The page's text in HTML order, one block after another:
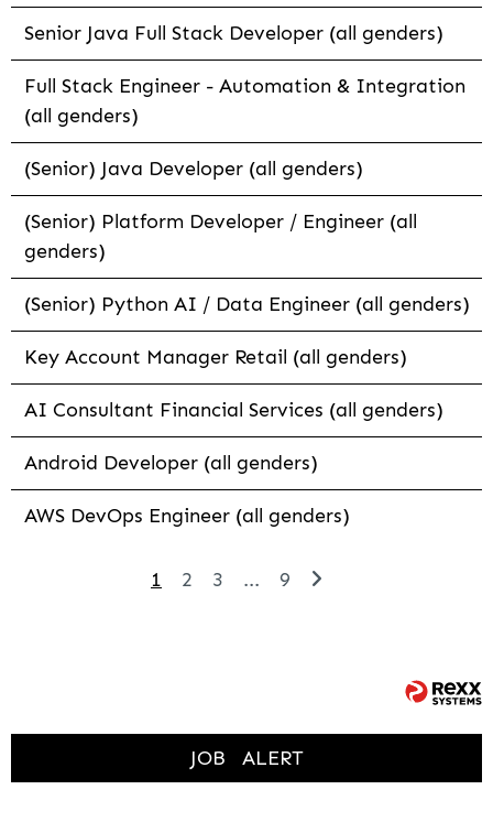
Senior Java Full Stack Developer (all genders)
Full Stack Engineer - Automation & Integration
(all genders)
(Senior) Java Developer (all genders)
(Senior) Platform Developer / Engineer (all
genders)
(Senior) Python AI / Data Engineer (all genders)
Key Account Manager Retail (all genders)
AI Consultant Financial Services (all genders)
Android Developer (all genders)
AWS DevOps Engineer (all genders)
1 2 3 ... 9
JOB ALERT